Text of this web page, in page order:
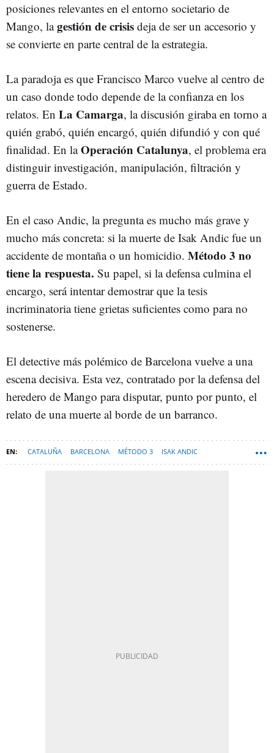
posiciones relevantes en el entorno societario de
Mango, lagestióndecrisis deja de ser un accesorio y
se convierte en parte central de la estrategia.
La paradoja es que Francisco Marco vuelve al centro de
un caso donde todo depende de la confianza en los
relatos. En La Camarga, la discusión giraba en torno a
quién grabó, quién encargó, quién difundió y con qué
finalidad. En laOperación Catalunya, el problema era
distinguir investigación, manipulación, filtración y
guerra de Estado.
En el caso Andic, la pregunta es mucho más grave y
mucho más concreta: si la muerte de Isak Andic fue un
accidente de montaña o un homicidio. Método 3 no
tiene la respuesta. Su papel, si la defensa culmina el
encargo, será intentar demostrar que la tesis
incriminatoria tiene grietas suficientes como para no
sostenerse.
El detective más polémico de Barcelona vuelve a una
escena decisiva. Esta vez, contratado por la defensa del
heredero de Mango para disputar, punto por punto, el
relato de una muerte al borde de un barranco.
CATALUÑA BARCELONA MÉTODO 3 ISAK ANDIC